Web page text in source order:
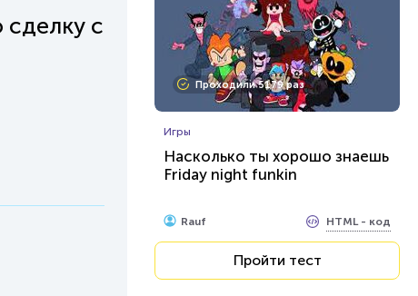
с
Проходили 5179 раз
Игры
Насколько ты хорошо знаешь
Friday night funkin
Rauf HTML - код
Пройти тест